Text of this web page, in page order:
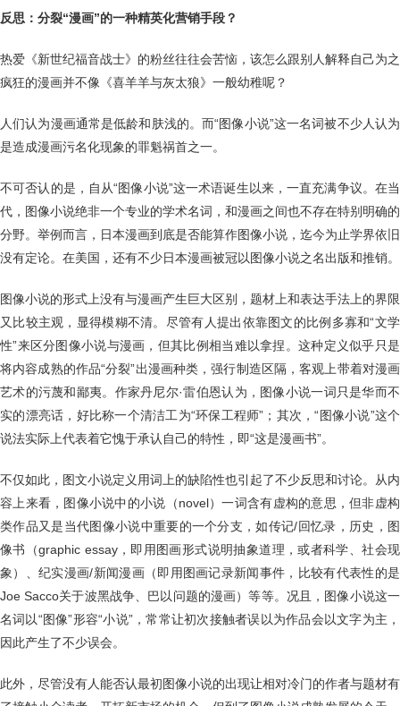
反思：分裂“漫画”的一种精英化营销手段？
热爱《新世纪福音战士》的粉丝往往会苦恼，该怎么跟别人解释自己为之
疯狂的漫画并不像《喜羊羊与灰太狼》一般幼稚呢？
人们认为漫画通常是低龄和肤浅的。而“图像小说”这一名词被不少人认为
是造成漫画污名化现象的罪魁祸首之一。
不可否认的是，自从“图像小说”这一术语诞生以来，一直充满争议。在当
代，图像小说绝非一个专业的学术名词，和漫画之间也不存在特别明确的
分野。举例而言，日本漫画到底是否能算作图像小说，迄今为止学界依旧
没有定论。在美国，还有不少日本漫画被冠以图像小说之名出版和推销。
图像小说的形式上没有与漫画产生巨大区别，题材上和表达手法上的界限
又比较主观，显得模糊不清。尽管有人提出依靠图文的比例多寡和“文学
性”来区分图像小说与漫画，但其比例相当难以拿捏。这种定义似乎只是
将内容成熟的作品“分裂”出漫画种类，强行制造区隔，客观上带着对漫画
艺术的污蔑和鄙夷。作家丹尼尔·雷伯恩认为，图像小说一词只是华而不
实的漂亮话，好比称一个清洁工为“环保工程师”；其次，“图像小说”这个
说法实际上代表着它愧于承认自己的特性，即“这是漫画书”。
不仅如此，图文小说定义用词上的缺陷性也引起了不少反思和讨论。从内
容上来看，图像小说中的小说（novel）一词含有虚构的意思，但非虚构
类作品又是当代图像小说中重要的一个分支，如传记/回忆录，历史，图
像书（graphic essay，即用图画形式说明抽象道理，或者科学、社会现
象）、纪实漫画/新闻漫画（即用图画记录新闻事件，比较有代表性的是
Joe Sacco关于波黑战争、巴以问题的漫画）等等。况且，图像小说这一
名词以“图像”形容“小说”，常常让初次接触者误以为作品会以文字为主，
因此产生了不少误会。
此外，尽管没有人能否认最初图像小说的出现让相对冷门的作者与题材有